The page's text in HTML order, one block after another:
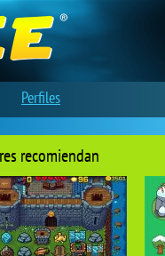
recomiendan
Perfiles